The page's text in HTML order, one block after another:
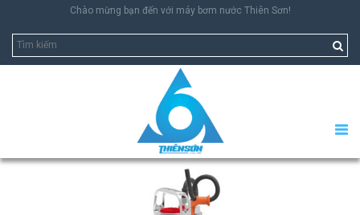
Chào mừng bạn đến với máy bơm nước Thiên Sơn!